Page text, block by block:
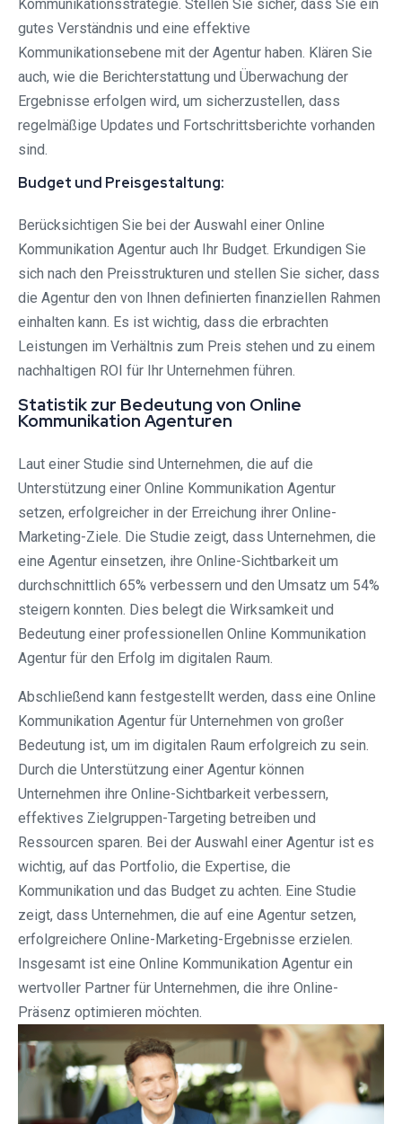
Kommunikationsstrategie. Stellen Sie sicher, dass Sie ein
gutes Verständnis und eine effektive
Kommunikationsebene mit der Agentur haben. Klären Sie
auch, wie die Berichterstattung und Überwachung der
Ergebnisse erfolgen wird, um sicherzustellen, dass
regelmäßige Updates und Fortschrittsberichte vorhanden
sind.
Budget und Preisgestaltung:
Berücksichtigen Sie bei der Auswahl einer Online
Kommunikation Agentur auch Ihr Budget. Erkundigen Sie
sich nach den Preisstrukturen und stellen Sie sicher, dass
die Agentur den von Ihnen definierten finanziellen Rahmen
einhalten kann. Es ist wichtig, dass die erbrachten
Leistungen im Verhältnis zum Preis stehen und zu einem
nachhaltigen ROI für Ihr Unternehmen führen.
Statistik zur Bedeutung von Online
Kommunikation Agenturen
Laut einer Studie sind Unternehmen, die auf die
Unterstützung einer Online Kommunikation Agentur
setzen, erfolgreicher in der Erreichung ihrer Online-
Marketing-Ziele. Die Studie zeigt, dass Unternehmen, die
eine Agentur einsetzen, ihre Online-Sichtbarkeit um
durchschnittlich 65% verbessern und den Umsatz um 54%
steigern konnten. Dies belegt die Wirksamkeit und
Bedeutung einer professionellen Online Kommunikation
Agentur für den Erfolg im digitalen Raum.
Abschließend kann festgestellt werden, dass eine Online
Kommunikation Agentur für Unternehmen von großer
Bedeutung ist, um im digitalen Raum erfolgreich zu sein.
Durch die Unterstützung einer Agentur können
Unternehmen ihre Online-Sichtbarkeit verbessern,
effektives Zielgruppen-Targeting betreiben und
Ressourcen sparen. Bei der Auswahl einer Agentur ist es
wichtig, auf das Portfolio, die Expertise, die
Kommunikation und das Budget zu achten. Eine Studie
zeigt, dass Unternehmen, die auf eine Agentur setzen,
erfolgreichere Online-Marketing-Ergebnisse erzielen.
Insgesamt ist eine Online Kommunikation Agentur ein
wertvoller Partner für Unternehmen, die ihre Online-
Präsenz optimieren möchten.